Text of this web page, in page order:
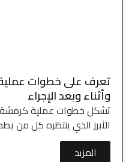
تعرف على خطوات
وأثناء وبعد الإجراء
تشكل خطوات عملية كرمشة
الأبرز الذي ينتظره كل من
المزيد